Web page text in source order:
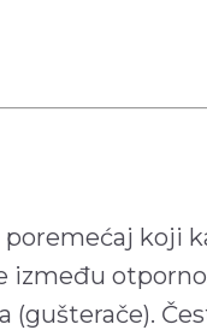
koji
između